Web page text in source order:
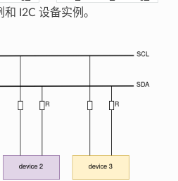
I2C 设备实例。